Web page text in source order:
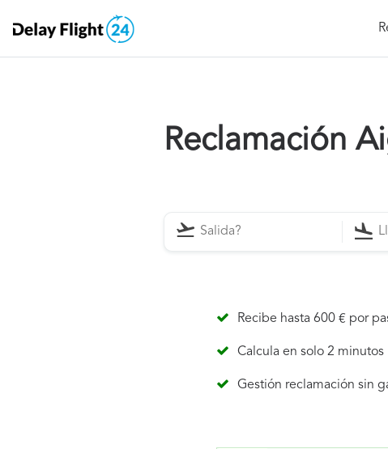
Reclamación
Recibe hasta 600 € por
Calcula en solo 2 minutos
Gestión reclamación sin